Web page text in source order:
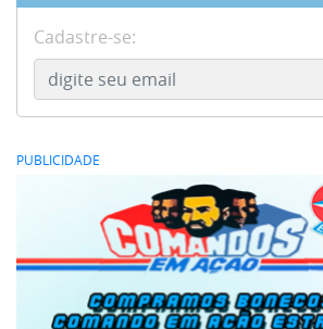
Cadastre-se:
PUBLICIDADE